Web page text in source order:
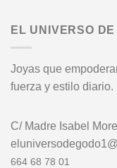
EL UNIVERSO DE
Joyas que
fuerza y estilo diario.
C/ Madre Isabel
664 68 78 01